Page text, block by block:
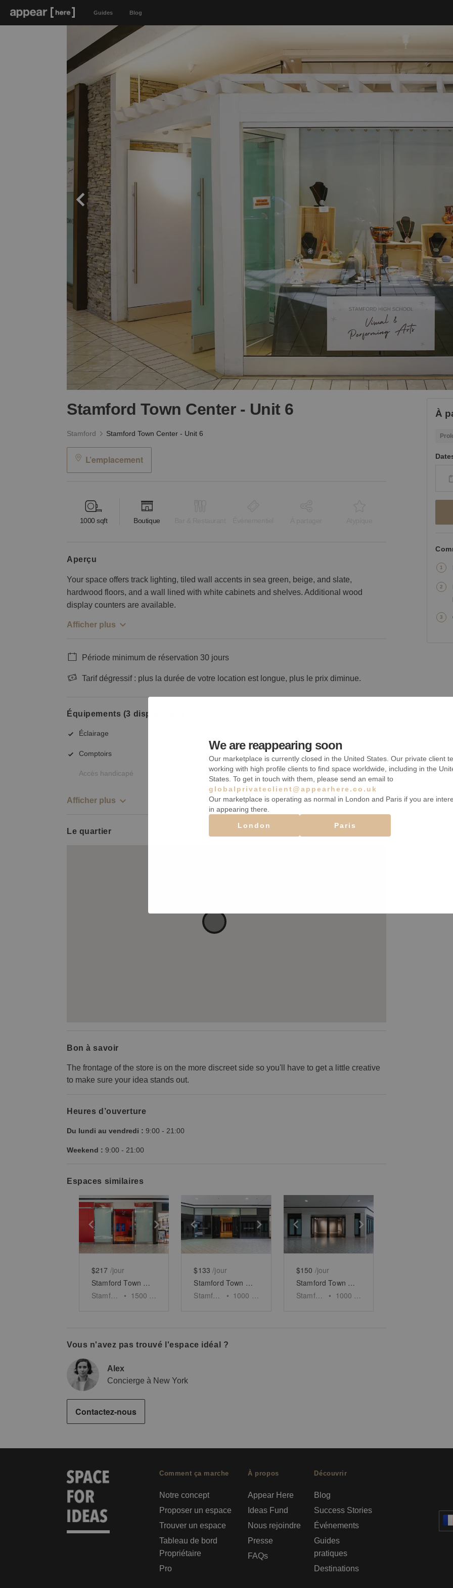
Guides Blog
Stamford Town Center - Unit 6
Stamford Stamford Town Center - Unit 6
L’emplacement
1000 sqft Boutique
aperçu
Your space offers track lighting, tiled wall accents in sea green, beige, and slate,
hardwood floors, and a wall lined with white cabinets and shelves. Additional wood
display counters are available.
Afficher plus
Période minimum de réservation 30 jours
Tarif dégressif : plus la durée de votre location est longue, plus le prix diminue.
Équipements (3 disponibles)
Éclairage
Comptoirs Sous-sol
Accès handicapé Wifi
Afficher plus
Le quartier
Bon à savoir
The frontage of the store is on the more discreet side so you'll have to get a little creative
to make sure your idea stands out.
Heures d’ouverture
Du lundi au vendredi : 9:00 - 21:00
Weekend : 9:00 - 21:00
Espaces similaires
Show previous slideShow next slide
$217 /jour
Stamford Town Center - Unit 1
Stamford
• 1500
Show previous slideShow next slide
$133 /jour
Stamford Town Center - Unit 2
Stamford
• 1000
Show previous slide
$150 /jour
Stamford Town Center - Unit 3
Stamford
• 1000
Vous n'avez pas trouvé l'espace idéal ?
Alex
Concierge à New York
Contactez-nous
À
Comment ça marche
Notre concept
Proposer un espace
Trouver un espace
Tableau de bord
Propriétaire
Pro
À propos
Appear Here
Ideas Fund
Nous rejoindre
Presse
FAQs
Découvrir
Blog
Success Stories
Événements
Guides
pratiques
Destinations
We are reappearing soon
Our marketplace is currently closed in the United States. Our private client
working with high profile clients to find space worldwide, including in the
States. To get in touch with them, please send an email to
globalprivateclient@appearhere.co.uk
Our marketplace is operating as normal in London and Paris if you are
in appearing there.
London
Paris